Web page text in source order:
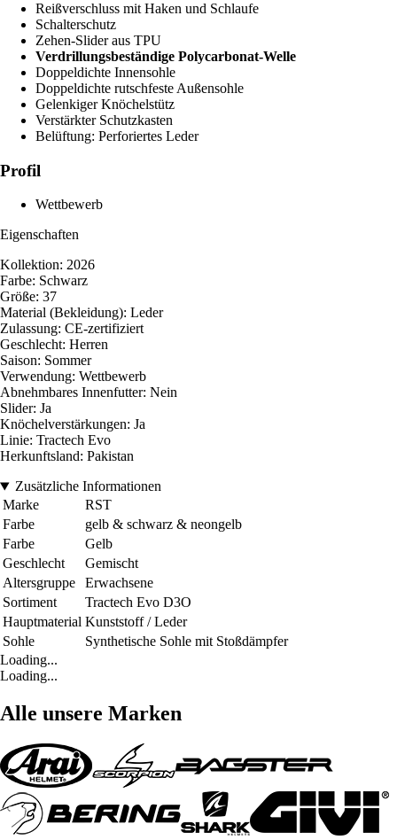
Reißverschluss mit Haken und Schlaufe
Schalterschutz
Zehen-Slider aus TPU
Verdrillungsbeständige Polycarbonat-Welle
Doppeldichte Innensohle
Doppeldichte rutschfeste Außensohle
Gelenkiger Knöchelstütz
Verstärkter Schutzkasten
Belüftung: Perforiertes Leder
Profil
Wettbewerb
Eigenschaften
Kollektion: 2026
Farbe: Schwarz
Größe: 37
Material (Bekleidung): Leder
Zulassung: CE-zertifiziert
Geschlecht: Herren
Saison: Sommer
Verwendung: Wettbewerb
Abnehmbares Innenfutter: Nein
Slider: Ja
Knöchelverstärkungen: Ja
Linie: Tractech Evo
Herkunftsland: Pakistan
Zusätzliche Informationen
Marke
RST
Farbe
gelb & schwarz & neongelb
Farbe
Gelb
Geschlecht
Gemischt
Altersgruppe
Erwachsene
Sortiment
Tractech Evo D3O
Hauptmaterial Kunststoff / Leder
Sohle
Synthetische Sohle mit Stoßdämpfer
Loading...
Loading...
Alle unsere Marken